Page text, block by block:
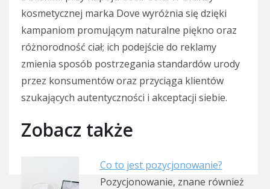
kosmetycznej marka Dove wyróżnia się dzięki
kampaniom promującym naturalne piękno oraz
różnorodność ciał; ich podejście do reklamy
zmienia sposób postrzegania standardów urody
przez konsumentów oraz przyciąga klientów
szukających autentyczności i akceptacji siebie.
Zobacz także
Co to jest pozycjonowanie?
Pozycjonowanie, znane również